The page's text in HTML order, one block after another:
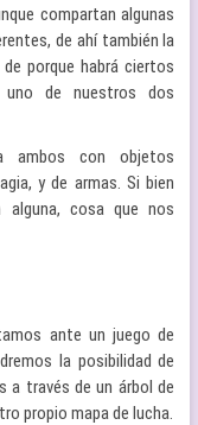
compartan algunas
de ahí también la
porque habrá ciertos
uno de nuestros dos
ambos con objetos
y de armas. Si bien
alguna, cosa que nos
ante un juego de
la posibilidad de
a través de un árbol de
propio mapa de lucha.